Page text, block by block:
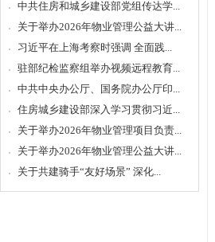
中共住房和城乡建设部党组传达学...
关于举办2026年物业管理公益大讲...
习近平在上海考察时强调 全面践...
驻部纪检监察组举办视频远程教育...
中共中央办公厅、国务院办公厅印...
住房城乡建设部深入学习贯彻习近...
关于举办2026年物业管理项目负责...
关于举办2026年物业管理公益大讲...
关于共建骑手“友好场景” 深化...